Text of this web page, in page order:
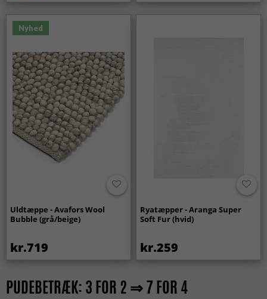
Nyhed
Uldtæppe - Avafors Wool
Bubble (grå/beige)
kr.719
Ryatæpper - Aranga Super
Soft Fur (hvid)
kr.259
PUDEBETRÆK: 3 FOR 2 ⇒ 7 FOR 4